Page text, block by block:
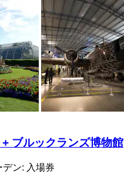
ブルックランズ博物館
デン: 入場券